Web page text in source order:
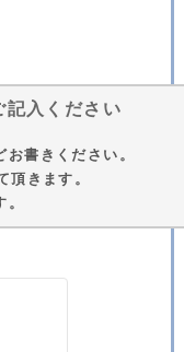
記入ください
書きください。
頂きます。